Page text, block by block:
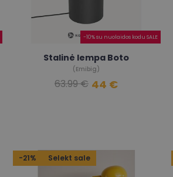
-10% su nuolaidos kodu SALE
Stalinė lempa Boto
(Emibig)
63.99 € 44 €
-21% Selekt sale